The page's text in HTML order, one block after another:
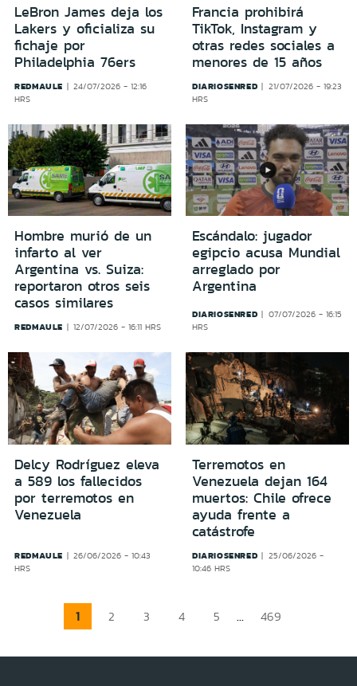
LeBron James deja los
Lakers y oficializa su
fichaje por
Philadelphia 76ers
REDMAULE
24/07/2026 - 12:16
HRS
Francia prohibirá
TikTok, Instagram y
otras redes sociales a
menores de 15 años
DIARIOSENRED
21/07/2026 - 19:23
HRS
Hombre murió de un
infarto al ver
Argentina vs. Suiza:
reportaron otros seis
casos similares
REDMAULE 12/07/2026 - 16:11 HRS
Escándalo: jugador
egipcio acusa Mundial
arreglado por
Argentina
DIARIOSENRED
07/07/2026 - 16:15
HRS
Delcy Rodríguez eleva
a 589 los fallecidos
por terremotos en
Venezuela
REDMAULE
26/06/2026 - 10:43
HRS
Terremotos en
Venezuela dejan 164
muertos: Chile ofrece
ayuda frente a
catástrofe
DIARIOSENRED
25/06/2026 -
10:46 HRS
1 2 3 4 5 ... 469